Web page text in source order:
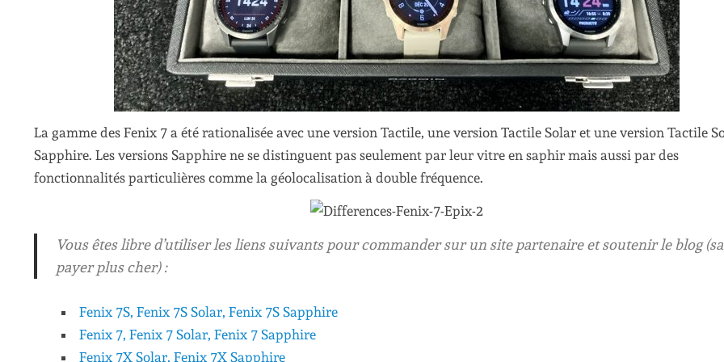
La gamme des Fenix 7 a été rationalisée avec une version Tactile, une version Tactile Solar et une version Tactile
Sapphire. Les versions Sapphire ne se distinguent pas seulement par leur vitre en saphir mais aussi par des
fonctionnalités particulières comme la géolocalisation à double fréquence.
Vous êtes libre d’utiliser les liens suivants pour commander sur un site partenaire et soutenir le blog
payer plus cher) :
Fenix 7S, Fenix 7S Solar, Fenix 7S Sapphire
Fenix 7, Fenix 7 Solar, Fenix 7 Sapphire
Fenix 7X Solar, Fenix 7X Sapphire